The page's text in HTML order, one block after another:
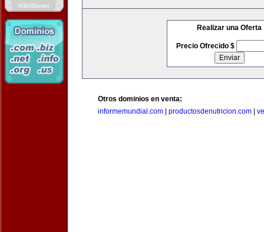
Realizar una Oferta
Precio Ofrecido $
Otros dominios en venta:
informemundial.com
productosdenutricion.com